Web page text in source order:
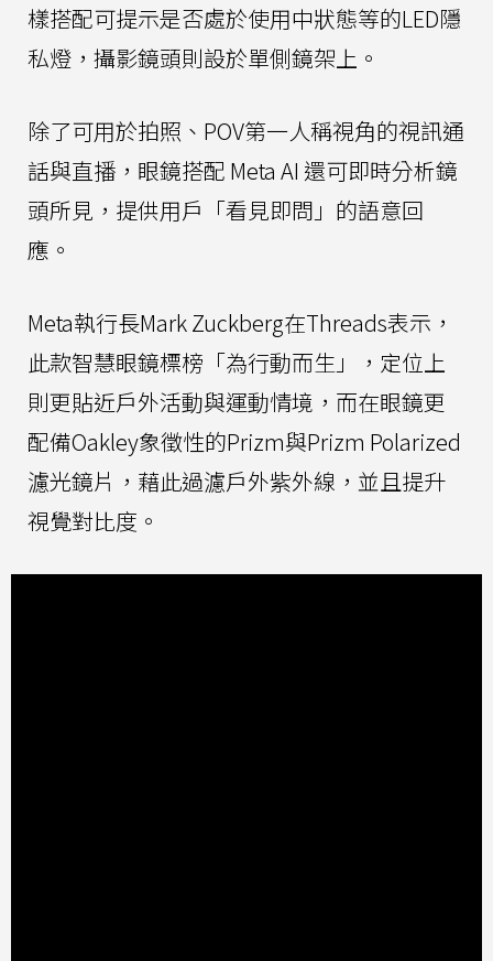
樣搭配可提示是否處於使用中狀態等的LED隱
私燈，攝影鏡頭則設於單側鏡架上。
除了可用於拍照、POV第一人稱視角的視訊通
話與直播，眼鏡搭配 Meta AI 還可即時分析鏡
頭所見，提供用戶「看見即問」的語意回
應。
Meta執行長Mark Zuckberg在Threads表示，
此款智慧眼鏡標榜「為行動而生」，定位上
則更貼近戶外活動與運動情境，而在眼鏡更
配備Oakley象徵性的Prizm與Prizm Polarized
濾光鏡片，藉此過濾戶外紫外線，並且提升
視覺對比度。